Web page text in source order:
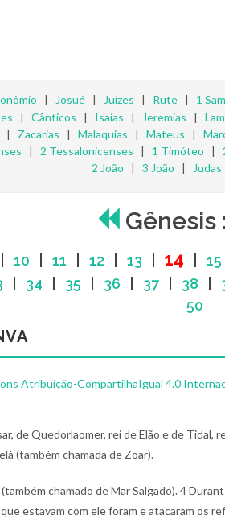
| Josué| Juízes | Rute| 1
| Cânticos | Isaías | Jeremias |
| Zacarias | Malaquias | Mateus |
| 2 Tessalonicenses | 1 Timóteo |
2 João | 3 João | Judas
Gênesis
10 11 12 13 14 15
34 35 36 37| 38
50
Atribuição-CompartilhaIgual 4.0
de Quedorlaomer, rei de Elão e de Tidal,
(também chamada de Zoar).
chamado de Mar Salgado).4
estavam com ele foram e atacaram os